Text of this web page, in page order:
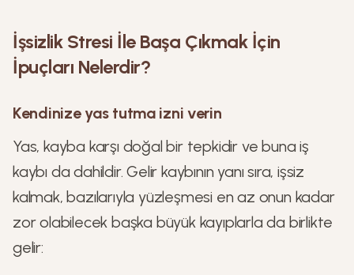
İşsizlik Stresi İle Başa Çıkmak İçin
İpuçları Nelerdir?
Kendinize yas tutma izni verin
Yas, kayba karşı doğal bir tepkidir ve buna iş
kaybı da dahildir. Gelir kaybının yanı sıra, işsiz
kalmak, bazılarıyla yüzleşmesi en az onun kadar
zor olabilecek başka büyük kayıplarla da birlikte
gelir: